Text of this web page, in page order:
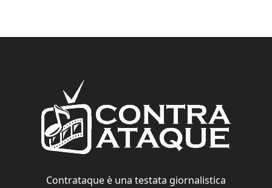
Contrataque è una testata giornalistica